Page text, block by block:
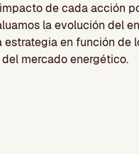
de cada acción
la evolución del
estrategia en función de
mercado energético.